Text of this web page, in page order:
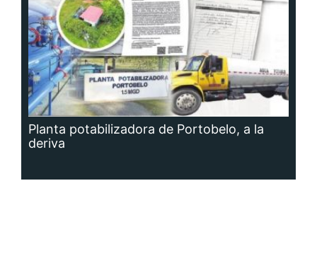
Planta potabilizadora de Portobelo, a la
deriva